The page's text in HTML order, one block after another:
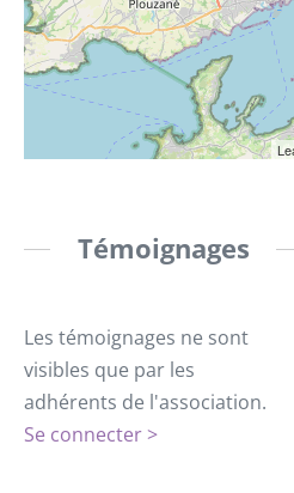
Témoignages
Les témoignages ne sont
visibles que par les
adhérents de l'association.
Se connecter >